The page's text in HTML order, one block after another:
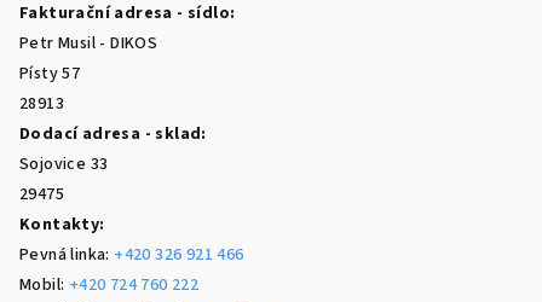
Fakturační adresa - sídlo:
Petr Musil - DIKOS
Písty 57
28913
Dodací adresa - sklad:
Sojovice 33
29475
Kontakty:
Pevná linka: +420 326 921 466
Mobil: +420 724 760 222